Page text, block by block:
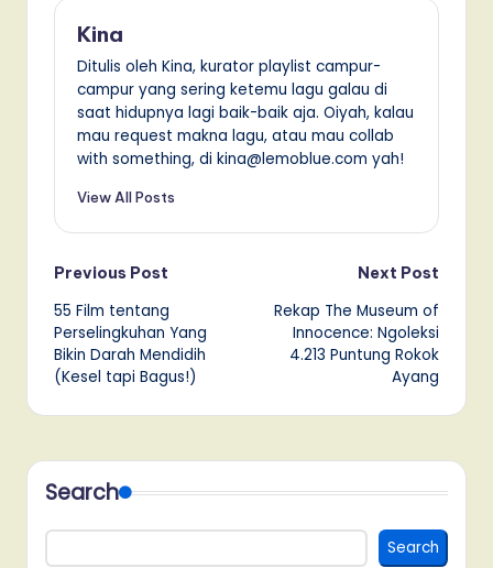
Kina
Ditulis oleh Kina, kurator playlist campur-
campur yang sering ketemu lagu galau di
saat hidupnya lagi baik-baik aja. Oiyah, kalau
mau request makna lagu, atau mau collab
with something, di kina@lemoblue.com yah!
View All Posts
Post
navigation
Previous Post
55 Film tentang
Perselingkuhan Yang
Bikin Darah Mendidih
(Kesel tapi Bagus!)
Next Post
Rekap The Museum of
Innocence: Ngoleksi
4.213 Puntung Rokok
Ayang
Search
Search